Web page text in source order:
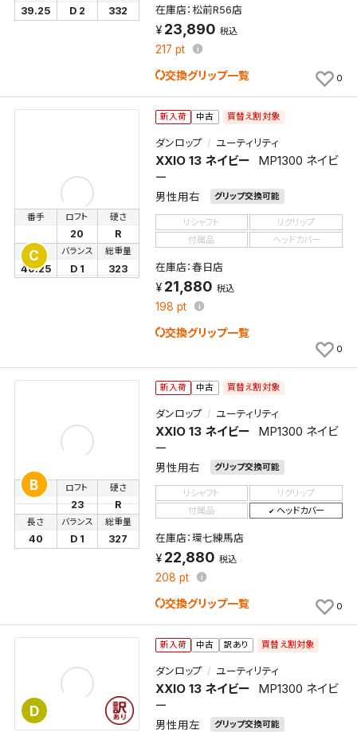
39.25 D 2 332 在庫店：松前R56店
23,890 税込
217 pt
交換グリップ一覧 0
C
新入荷 中古 買替え割対象
ダンロップ ユーティリティ
XXIO 13 ネイビー
MP1300 ネイビ
ー
男性用右 グリップ交換可能
番手 ロフト
20
硬さ
R
長さ
40.25
バランス
D 1
総重量
323
リシャフト
リグリップ
付属品
ヘッドカバー
在庫店：春日店
21,880 税込
198 pt
交換グリップ一覧
0
B
新入荷 中古 買替え割対象
ダンロップ ユーティリティ
XXIO 13 ネイビー
MP1300 ネイビ
ー
男性用右 グリップ交換可能
番手 ロフト
23
硬さ
R
長さ
40
バランス
D 1
総重量
327
リシャフト
リグリップ
付属品
ヘッドカバー
在庫店：環七練馬店
22,880 税込
208 pt
交換グリップ一覧 0
D
新入荷 中古 訳あり 買替え割対象
ダンロップ ユーティリティ
XXIO 13 ネイビー
MP1300 ネイビ
ー
男性用左 グリップ交換可能